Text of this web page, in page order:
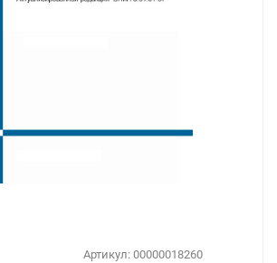
Артикул: 00000018260